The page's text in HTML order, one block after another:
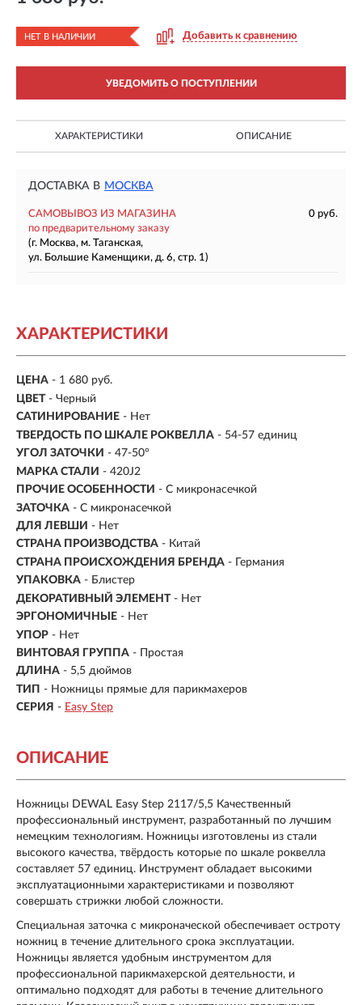
НЕТ В НАЛИЧИИ Добавить к сравнению
УВЕДОМИТЬ О ПОСТУПЛЕНИИ
ХАРАКТЕРИСТИКИ ОПИСАНИЕ
ДОСТАВКА В МОСКВА
САМОВЫВОЗ ИЗ МАГАЗИНА
0 руб.
по предварительному заказу
(г. Москва, м. Таганская,
ул. Большие Каменщики, д. 6, стр. 1)
ХАРАКТЕРИСТИКИ
ЦЕНА - 1 680 руб.
ЦВЕТ - Черный
САТИНИРОВАНИЕ - Нет
ТВЕРДОСТЬ ПО ШКАЛЕ РОКВЕЛЛА - 54-57 единиц
УГОЛ ЗАТОЧКИ - 47-50°
МАРКА СТАЛИ - 420J2
ПРОЧИЕ ОСОБЕННОСТИ - С микронасечкой
ЗАТОЧКА - С микронасечкой
ДЛЯ ЛЕВШИ - Нет
СТРАНА ПРОИЗВОДСТВА - Китай
СТРАНА ПРОИСХОЖДЕНИЯ БРЕНДА - Германия
УПАКОВКА - Блистер
ДЕКОРАТИВНЫЙ ЭЛЕМЕНТ - Нет
ЭРГОНОМИЧНЫЕ - Нет
УПОР - Нет
ВИНТОВАЯ ГРУППА - Простая
ДЛИНА - 5,5 дюймов
ТИП - Ножницы прямые для парикмахеров
СЕРИЯ - Easy Step
ОПИСАНИЕ
Ножницы DEWAL Easy Step 2117/5,5 Качественный
профессиональный инструмент, разработанный по лучшим
немецким технологиям. Ножницы изготовлены из стали
высокого качества, твёрдость которые по шкале роквелла
составляет 57 единиц. Инструмент обладает высокими
эксплуатационными характеристиками и позволяют
совершать стрижки любой сложности.
Специальная заточка с микроначеской обеспечивает остроту
ножниц в течение длительного срока эксплуатации.
Ножницы является удобным инструментом для
профессиональной парикмахерской деятельности, и
оптимально подходят для работы в течение длительного